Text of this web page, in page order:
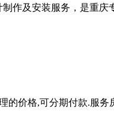
作及安装服务，是重庆
的价格,可分期付款.服务